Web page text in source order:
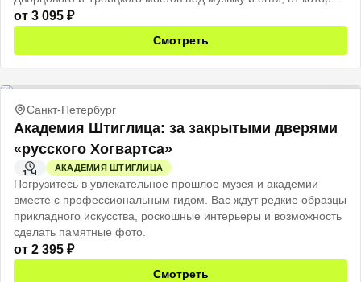
захватывает дух.
от 3 095 ₽
Смотреть
Санкт-Петербург
Академия Штиглица: за закрытыми дверями
«русского Хогвартса»
1 Ч
АКАДЕМИЯ ШТИГЛИЦА
Погрузитесь в увлекательное прошлое музея и академии
вместе с профессиональным гидом. Вас ждут редкие образцы
прикладного искусства, роскошные интерьеры и возможность
сделать памятные фото.
от 2 395 ₽
Смотреть